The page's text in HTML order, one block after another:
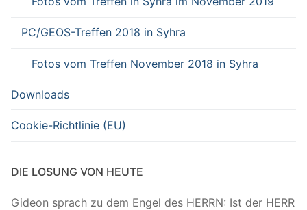
PC/GEOS-Treffen 2018 in Syhra
Fotos vom Treffen November 2018 in Syhra
Downloads
Cookie-Richtlinie (EU)
DIE LOSUNG VON HEUTE
Gideon sprach zu dem Engel des HERRN: Ist der HERR